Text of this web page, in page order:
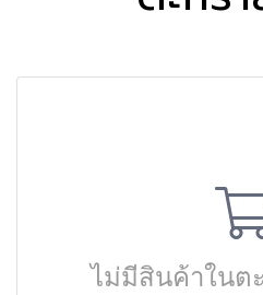
ไม่มีสินค้าในต